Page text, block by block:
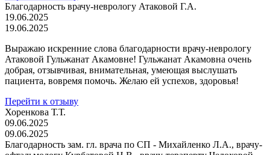
Благодарность врачу-неврологу Атаковой Г.А.
19.06.2025
19.06.2025
Выражаю искренние слова благодарности врачу-неврологу
Атаковой Гульжанат Акамовне! Гульжанат Акамовна очень
добрая, отзывчивая, внимательная, умеющая выслушать
пациента, вовремя помочь. Желаю ей успехов, здоровья!
Перейти к отзыву
Хоренкова Т.Т.
09.06.2025
09.06.2025
Благодарность зам. гл. врача по СП - Михайленко Л.А., врачу-